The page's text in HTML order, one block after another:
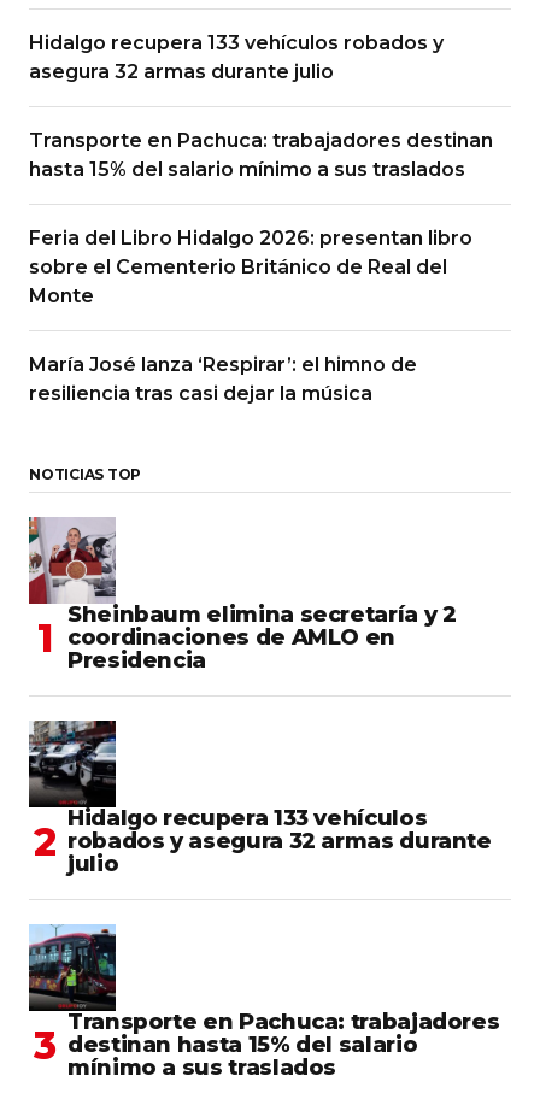
Hidalgo recupera 133 vehículos robados y
asegura 32 armas durante julio
Transporte en Pachuca: trabajadores destinan
hasta 15% del salario mínimo a sus traslados
Feria del Libro Hidalgo 2026: presentan libro
sobre el Cementerio Británico de Real del
Monte
María José lanza ‘Respirar’: el himno de
resiliencia tras casi dejar la música
NOTICIAS TOP
Sheinbaum elimina secretaría y 2
coordinaciones de AMLO en
Presidencia
Hidalgo recupera 133 vehículos
robados y asegura 32 armas durante
julio
Transporte en Pachuca: trabajadores
destinan hasta 15% del salario
mínimo a sus traslados